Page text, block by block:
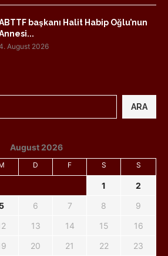
başkanı Halit Habip Oğlu’nun
August 2026
ARA
August 2026
D F S S
1
2
5 6 7 8
9
13 14 15
16
20 21 22 23